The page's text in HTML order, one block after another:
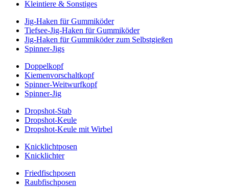
Kleintiere & Sonstiges
Jig-Haken für Gummiköder
Tiefsee-Jig-Haken für Gummiköder
Jig-Haken für Gummiköder zum Selbstgießen
Spinner-Jigs
Doppelkopf
Kiemenvorschaltkopf
Spinner-Weitwurfkopf
Spinner-Jig
Dropshot-Stab
Dropshot-Keule
Dropshot-Keule mit Wirbel
Knicklichtposen
Knicklichter
Friedfischposen
Raubfischposen